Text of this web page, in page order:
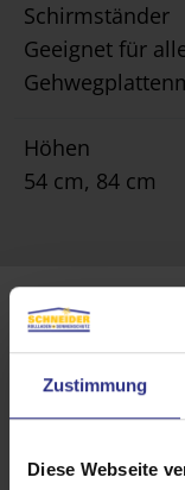
Zustimmung
Diese Webseite
Schirmständer
Geeignet für
Höhen
54 cm, 84 cm